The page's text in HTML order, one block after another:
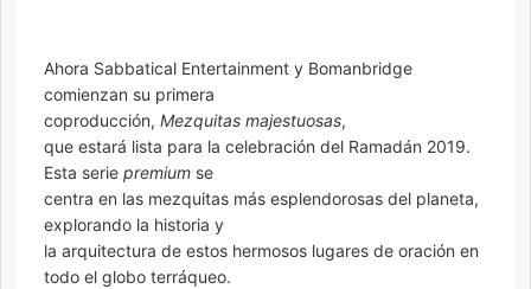
Ahora Sabbatical Entertainment y Bomanbridge
comienzan su primera
coproducción, Mezquitas majestuosas,
que estará lista para la celebración del Ramadán 2019.
Esta serie premium se
centra en las mezquitas más esplendorosas del planeta,
explorando la historia y
la arquitectura de estos hermosos lugares de oración en
todo el globo terráqueo.